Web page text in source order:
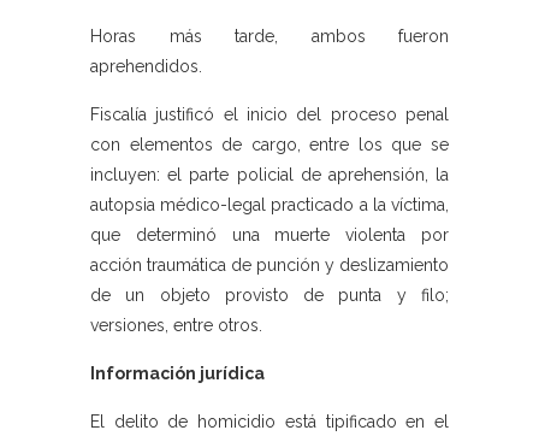
Horas más tarde, ambos fueron
aprehendidos.
Fiscalía justificó el inicio del proceso penal
con elementos de cargo, entre los que se
incluyen: el parte policial de aprehensión, la
autopsia médico-legal practicado a la víctima,
que determinó una muerte violenta por
acción traumática de punción y deslizamiento
de un objeto provisto de punta y filo;
versiones, entre otros.
Información jurídica
El delito de homicidio está tipificado en el